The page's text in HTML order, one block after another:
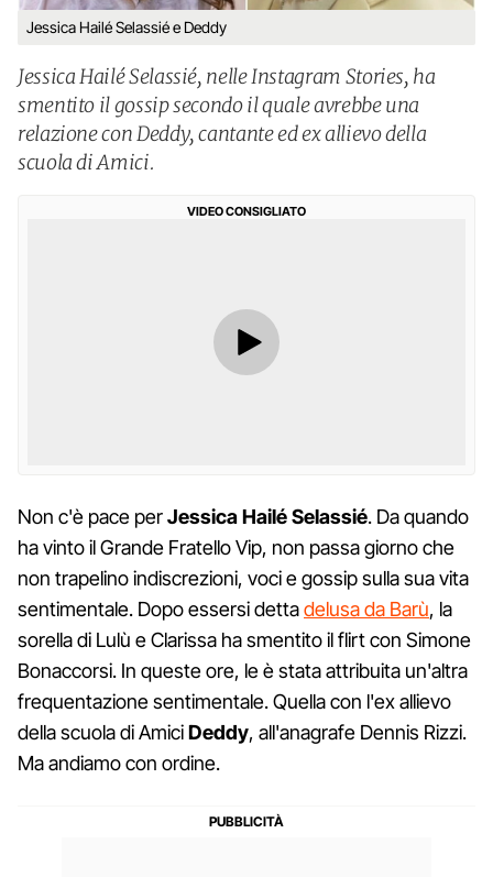
Jessica Hailé Selassié e Deddy
Jessica Hailé Selassié, nelle Instagram Stories, ha
smentito il gossip secondo il quale avrebbe una
relazione con Deddy, cantante ed ex allievo della
scuola di Amici.
VIDEO CONSIGLIATO
Non c'è pace perJessica Hailé Selassié. Da quando
ha vinto il Grande Fratello Vip, non passa giorno che
non trapelino indiscrezioni, voci e gossip sulla sua vita
sentimentale. Dopo essersi dettadelusa da Barù, la
sorella di Lulù e Clarissa ha smentito il flirt con Simone
Bonaccorsi. In queste ore, le è stata attribuita un'altra
frequentazione sentimentale. Quella con l'ex allievo
della scuola di AmiciDeddy, all'anagrafe Dennis Rizzi.
Ma andiamo con ordine.